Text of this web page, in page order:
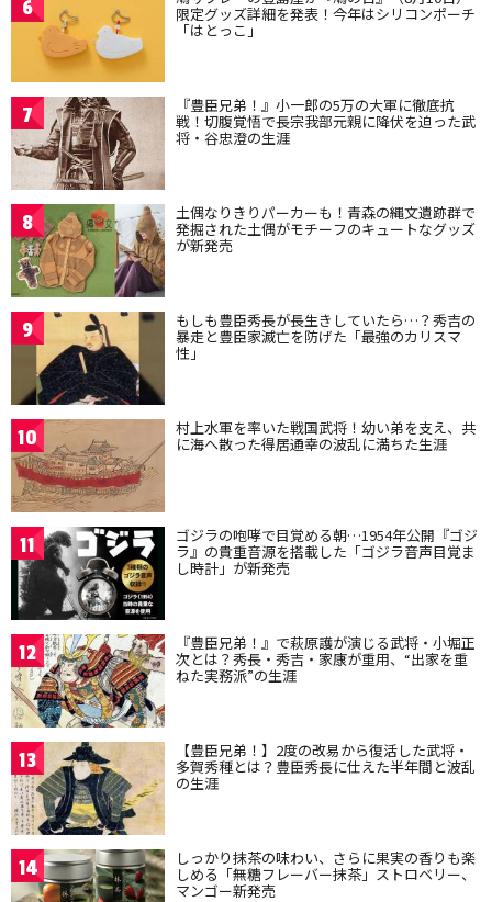
6 限定グッズ詳細を発表！今年はシリコンポーチ
「はとっこ」
7 『豊臣兄弟！』小一郎の5万の大軍に徹底抗
戦！切腹覚悟で長宗我部元親に降伏を迫った武
将・谷忠澄の生涯
8 土偶なりきりパーカーも！青森の縄文遺跡群で
発掘された土偶がモチーフのキュートなグッズ
が新発売
9 もしも豊臣秀長が長生きしていたら…？秀吉の
暴走と豊臣家滅亡を防げた「最強のカリスマ
性」
10 村上水軍を率いた戦国武将！幼い弟を支え、共
に海へ散った得居通幸の波乱に満ちた生涯
11 ゴジラの咆哮で目覚める朝…1954年公開『ゴジ
ラ』の貴重音源を搭載した「ゴジラ音声目覚ま
し時計」が新発売
12 『豊臣兄弟！』で萩原護が演じる武将・小堀正
次とは？秀長・秀吉・家康が重用、“出家を重
ねた実務派”の生涯
13 【豊臣兄弟！】2度の改易から復活した武将・
多賀秀種とは？豊臣秀長に仕えた半年間と波乱
の生涯
14 しっかり抹茶の味わい、さらに果実の香りも楽
しめる「無糖フレーバー抹茶」ストロベリー、
マンゴー新発売